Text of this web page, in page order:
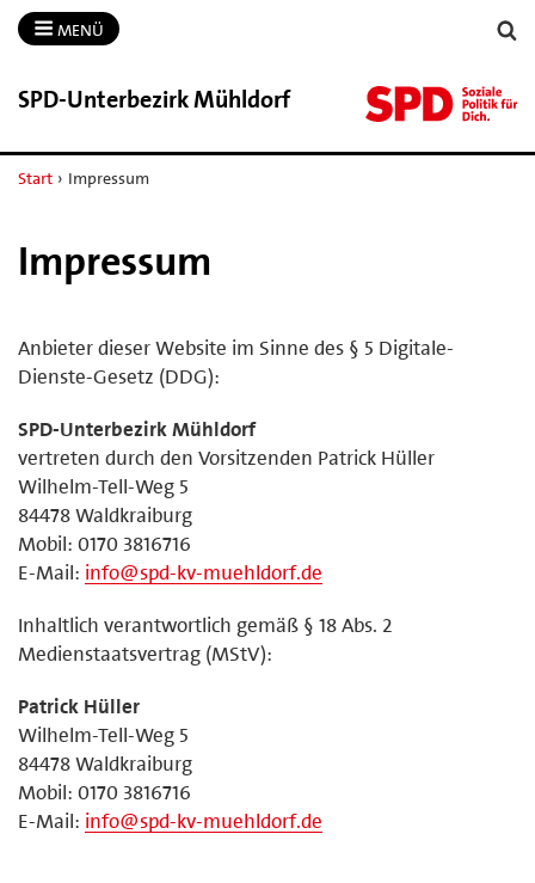
MENÜ
SPD-​Unterbezirk Mühldorf
Start › Impressum
Impressum
Anbieter dieser Website im Sinne des § 5 Digitale-
Dienste-Gesetz (DDG):
SPD-Unterbezirk Mühldorf
vertreten durch den Vorsitzenden Patrick Hüller
Wilhelm-Tell-Weg 5
84478 Waldkraiburg
Mobil: 0170 3816716
E-Mail: info@spd-kv-muehldorf.de
Inhaltlich verantwortlich gemäß § 18 Abs. 2
Medienstaatsvertrag (MStV):
Patrick Hüller
Wilhelm-Tell-Weg 5
84478 Waldkraiburg
Mobil: 0170 3816716
E-Mail: info@spd-kv-muehldorf.de